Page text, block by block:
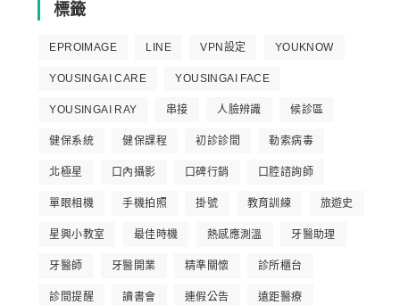
標籤
EPROIMAGE LINE VPN設定 YOUKNOW
YOUSINGAI CARE YOUSINGAI FACE
YOUSINGAI RAY 串接 人臉辨識 候診區
健保系統 健保課程 初診診間 勒索病毒
北極星 口內攝影 口碑行銷 口腔諮詢師
單眼相機 手機拍照 掛號 教育訓練 旅遊史
星興小教室 最佳時機 熱感應測溫 牙醫助理
牙醫師 牙醫開業 精準關懷 診所櫃台
診間提醒 讀書會 連假公告 遠距醫療